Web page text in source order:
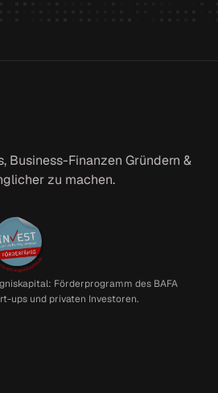
Business-Finanzen Gründern &
zu machen.
Förderprogramm des BAFA
ups und privaten Investoren.